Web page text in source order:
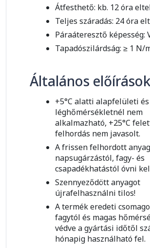
Átfesthető: kb. 12 óra
Teljes száradás: 24 óra
Páraáteresztő képesség:
Tapadószilárdság: ≥ 1 N/
Általános előírások
+5°C alatti alapfelületi és
léghőmérsékletnél nem
alkalmazható, +25°C
felhordás nem javasolt.
A frissen felhordott
napsugárzástól, fagy- és
csapadékhatástól óvni
Szennyeződött anyagot
újrafelhasználni tilos!
A termék eredeti
fagytól és magas
védve a gyártási időtől
hónapig használható fel.